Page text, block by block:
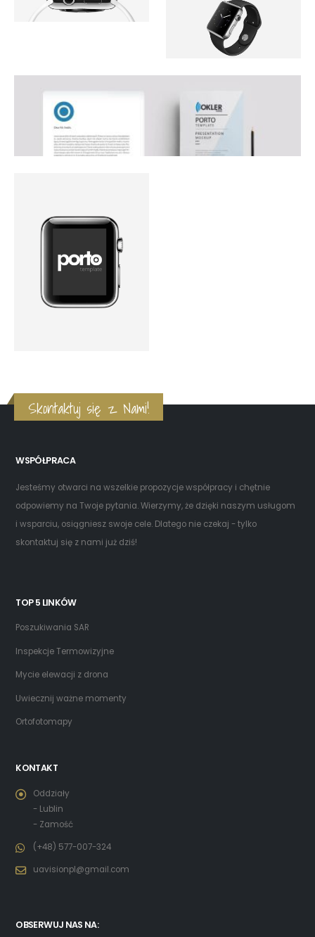
Skontaktuj się z Nami!
WSPÓŁPRACA
Jesteśmy otwarci na wszelkie propozycje współpracy i chętnie
odpowiemy na Twoje pytania. Wierzymy, że dzięki naszym usługom
i wsparciu, osiągniesz swoje cele. Dlatego nie czekaj - tylko
skontaktuj się z nami już dziś!
TOP 5 LINKÓW
Poszukiwania SAR
Inspekcje Termowizyjne
Mycie elewacji z drona
Uwiecznij ważne momenty
Ortofotomapy
KONTAKT
Oddziały
- Lublin
- Zamość
(+48) 577-007-324
uavisionpl@gmail.com
OBSERWUJ NAS NA: